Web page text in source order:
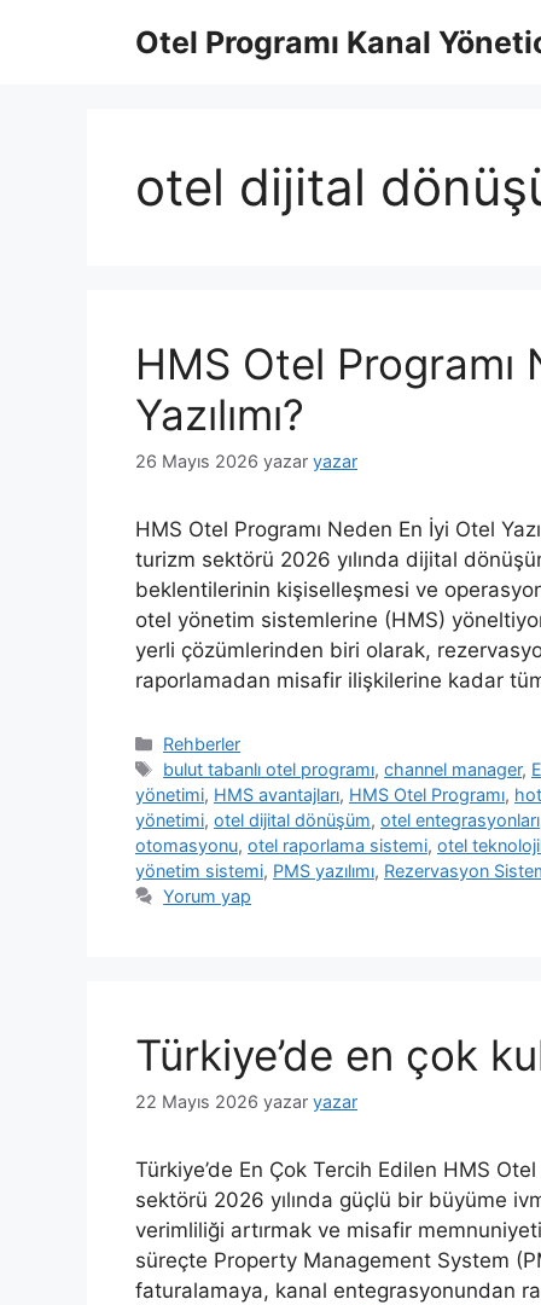
Otel Programı Kanal
otel dijital
HMS Otel Programı
Yazılımı?
26 Mayıs 2026 yazar yazar
HMS Otel Programı Neden En İyi Otel
turizm sektörü 2026 yılında dijital
beklentilerinin kişiselleşmesi ve
otel yönetim sistemlerine (HMS)
yerli çözümlerinden biri olarak,
raporlamadan misafir ilişkilerine kadar
Kategoriler
Rehberler
Etiketler
bulut tabanlı otel programı,channel manager,
yönetimi, HMS avantajları, HMS Otel Programı,
yönetimi, otel dijital dönüşüm, otel entegrasyonları
otomasyonu, otel raporlama sistemi, otel
yönetim sistemi, PMS yazılımı, Rezervasyon
Yorum yap
Türkiye’de en çok
22 Mayıs 2026 yazar yazar
Türkiye’de En Çok Tercih Edilen HMS
sektörü 2026 yılında güçlü bir büyüme
verimliliği artırmak ve misafir
süreçte Property Management System
faturalamaya, kanal entegrasyonundan